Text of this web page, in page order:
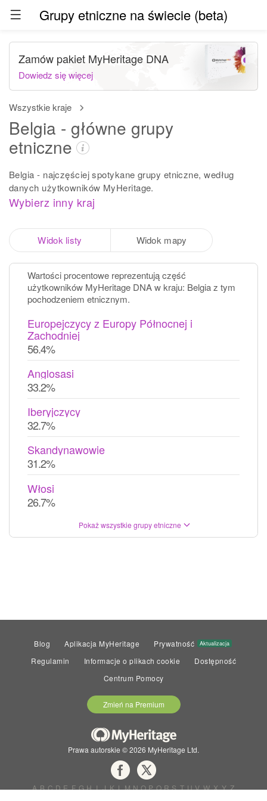
Grupy etniczne na świecie (beta)
Wszystkie kraje
Belgia - główne grupy
etniczne
Belgia - najczęściej spotykane grupy etniczne, według
danych użytkowników MyHeritage.
Wybierz inny kraj
Zamów pakiet MyHeritage DNA
Dowiedz się więcej
Widok listy Widok mapy
Wartości procentowe reprezentują część
użytkowników MyHeritage DNA w kraju: Belgia z tym
pochodzeniem etnicznym.
Europejczycy z Europy Północnej i
Zachodniej
56.4%
Anglosasi
33.2%
Iberyjczycy
32.7%
Skandynawowie
31.2%
Włosi
26.7%
Pokaż wszystkie grupy etniczne
Blog Aplikacja MyHeritage Prywatność Aktualizacja
Regulamin Informacje o plikach cookie
Dostępność
Centrum Pomocy
Zmień na Premium
Prawa autorskie © 2026 MyHeritage Ltd.
A B C D E F G H I J K L M N O P Q R S T U V W X Y Z